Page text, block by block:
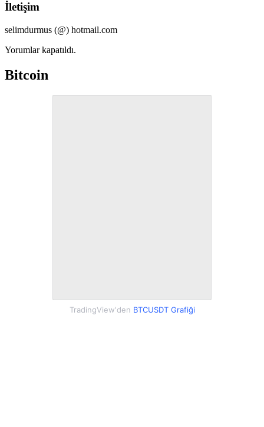
İletişim
selimdurmus (@) hotmail.com
Yorumlar kapatıldı.
Bitcoin
TradingView'den BTCUSDT Grafiği